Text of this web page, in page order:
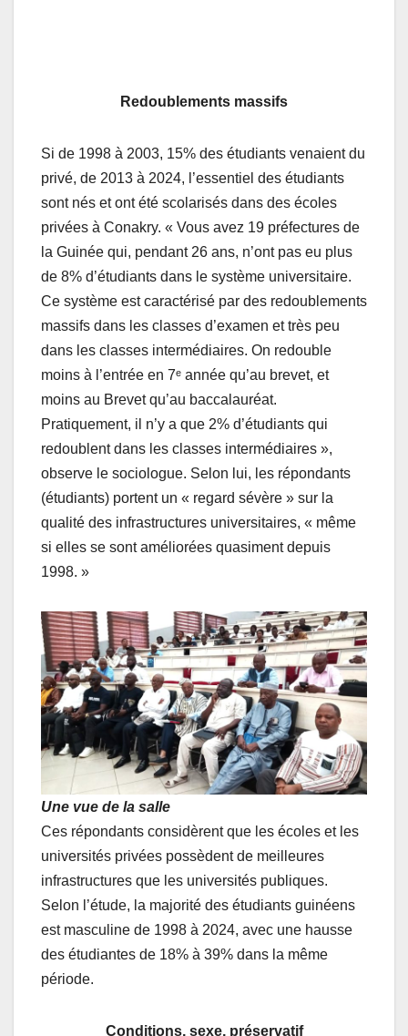
Redoublements massifs
Si de 1998 à 2003, 15% des étudiants venaient du
privé, de 2013 à 2024, l’essentiel des étudiants
sont nés et ont été scolarisés dans des écoles
privées à Conakry. « Vous avez 19 préfectures de
la Guinée qui, pendant 26 ans, n’ont pas eu plus
de 8% d’étudiants dans le système universitaire.
Ce système est caractérisé par des redoublements
massifs dans les classes d’examen et très peu
dans les classes intermédiaires. On redouble
moins à l’entrée en 7ᵉ année qu’au brevet, et
moins au Brevet qu’au baccalauréat.
Pratiquement, il n’y a que 2% d’étudiants qui
redoublent dans les classes intermédiaires »,
observe le sociologue. Selon lui, les répondants
(étudiants) portent un « regard sévère » sur la
qualité des infrastructures universitaires, « même
si elles se sont améliorées quasiment depuis
1998. »
Une vue de la salle
Ces répondants considèrent que les écoles et les
universités privées possèdent de meilleures
infrastructures que les universités publiques.
Selon l’étude, la majorité des étudiants guinéens
est masculine de 1998 à 2024, avec une hausse
des étudiantes de 18% à 39% dans la même
période.
Conditions, sexe, préservatif